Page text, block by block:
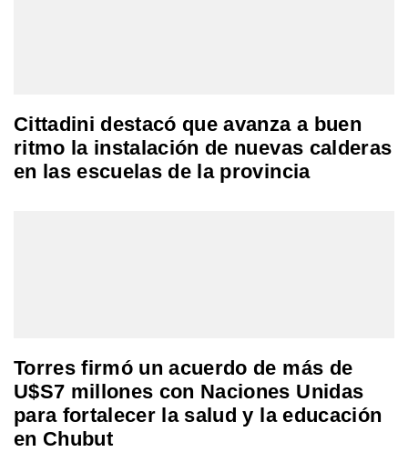
Cittadini destacó que avanza a buen
ritmo la instalación de nuevas calderas
en las escuelas de la provincia
Torres firmó un acuerdo de más de
U$S7 millones con Naciones Unidas
para fortalecer la salud y la educación
en Chubut